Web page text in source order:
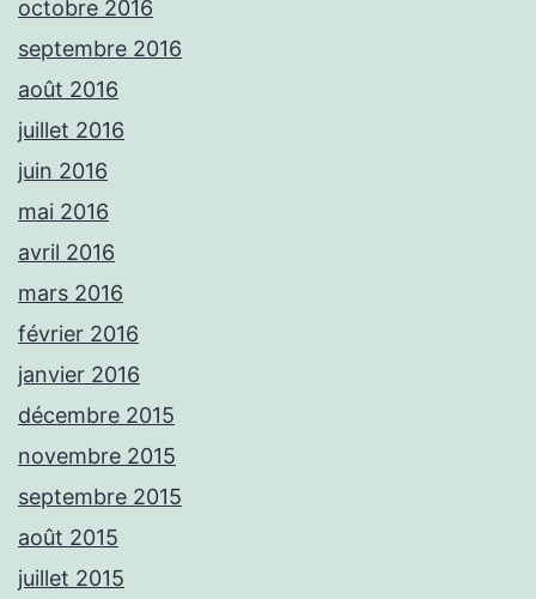
octobre 2016
septembre 2016
août 2016
juillet 2016
juin 2016
mai 2016
avril 2016
mars 2016
février 2016
janvier 2016
décembre 2015
novembre 2015
septembre 2015
août 2015
juillet 2015